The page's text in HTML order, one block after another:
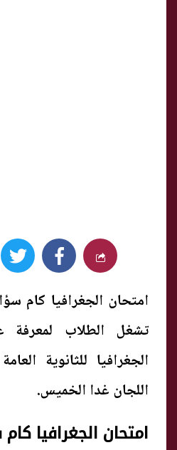
امتحان الجغرافيا كام
تشغل الطلاب لمعرفة
اللجان غدا الخميس.
امتحان الجغرافيا